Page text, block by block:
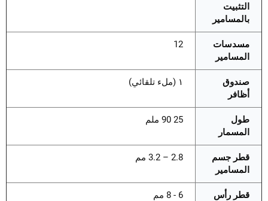
التثبيت
بالمسامير
مسدسات
المسامير
صندوق
أظافر
طول
المسمار
قطر جسم
المسامير
قطر رأس